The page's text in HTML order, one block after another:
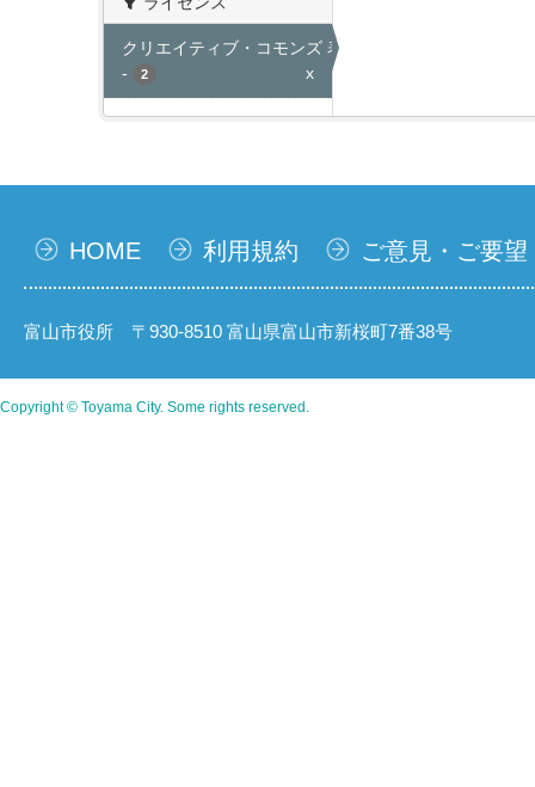
クリエイティブ・コモンズ 表示
-
2 x
HOME 利用規約 ご意見・ご要望
富山市役所 〒930-8510 富山県富山市新桜町7番38号
Copyright © Toyama City. Some rights reserved.